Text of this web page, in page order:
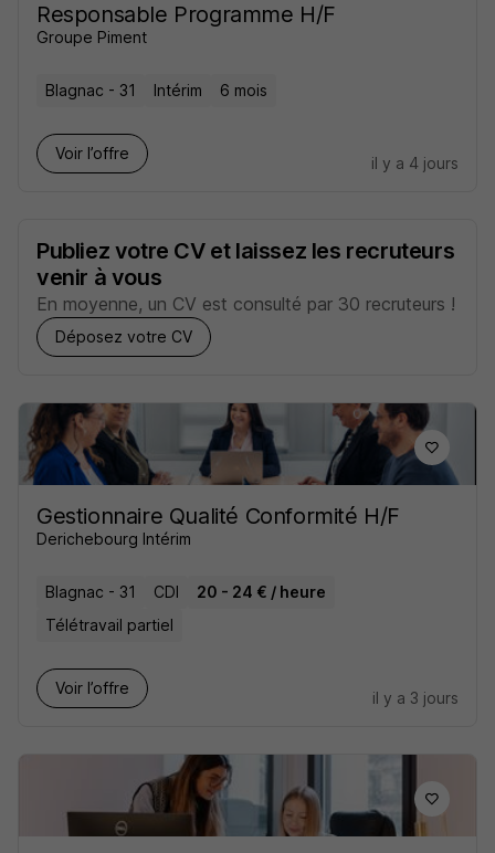
Responsable Programme H/F
Groupe Piment
Blagnac - 31 Intérim 6 mois
Voir l’offre
il y a 4 jours
Publiez votre CV et laissez les recruteurs
venir à vous
En moyenne, un CV est consulté par 30 recruteurs !
Déposez votre CV
Gestionnaire Qualité Conformité H/F
Derichebourg Intérim
Blagnac - 31 CDI
20 - 24 € / heure
Télétravail partiel
Voir l’offre
il y a 3 jours